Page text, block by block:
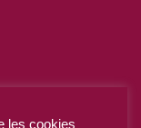
les cookies